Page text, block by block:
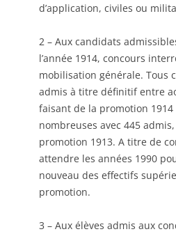
d’application, civiles ou
2 – Aux candidats
l’année 1914, concours
mobilisation générale. Tous
admis à titre définitif entre
faisant de la promotion 1914
nombreuses avec 445
promotion 1913. A titre de
attendre les années 1990
nouveau des effectifs
promotion.
3 – Aux élèves admis aux